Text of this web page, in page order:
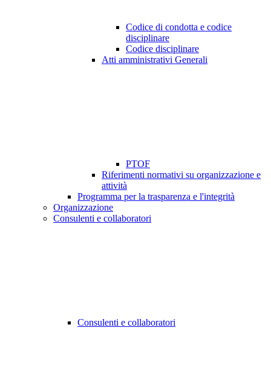
Codice di condotta e codice
disciplinare
Codice disciplinare
Atti amministrativi Generali
PTOF
Riferimenti normativi su organizzazione e
attività
Programma per la trasparenza e l'integrità
Organizzazione
Consulenti e collaboratori
Consulenti e collaboratori